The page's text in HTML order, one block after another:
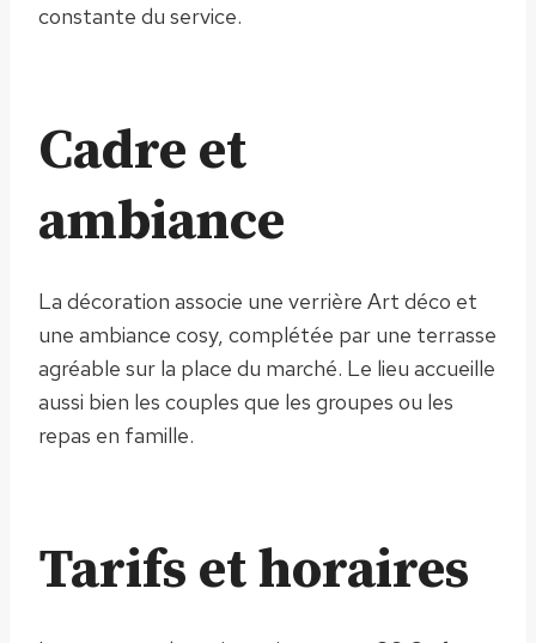
constante du service.
Cadre et
ambiance
La décoration associe une verrière Art déco et
une ambiance cosy, complétée par une terrasse
agréable sur la place du marché. Le lieu accueille
aussi bien les couples que les groupes ou les
repas en famille.
Tarifs et horaires